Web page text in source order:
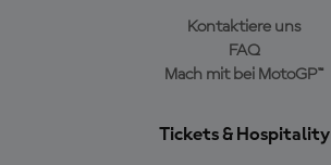
Kontaktiere uns
FAQ
Mach mit bei MotoGP™
Tickets & Hospitality